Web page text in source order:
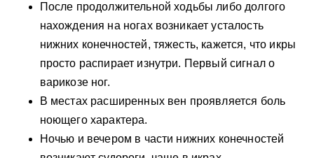
После продолжительной ходьбы либо долгого
нахождения на ногах возникает усталость
нижних конечностей, тяжесть, кажется, что икры
просто распирает изнутри. Первый сигнал о
варикозе ног.
В местах расширенных вен проявляется боль
ноющего характера.
Ночью и вечером в части нижних конечностей